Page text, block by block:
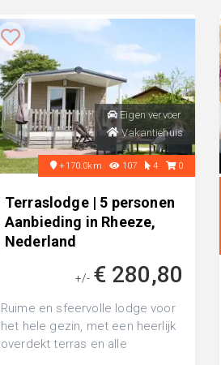
Eigen vervoer
Vakantiehuis
+170.0km 107 4 0
Terraslodge | 5 personen
Aanbieding in Rheeze,
Nederland
+/- € 280,80
Ruime en sfeervolle lodge voor
het hele gezin, met een heerlijk
overdekt terras en alle